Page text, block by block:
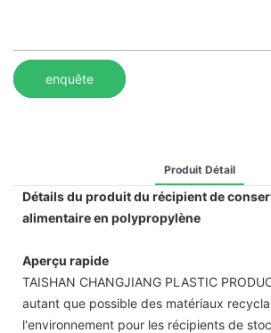
enquête
Produit Détail
Détails du produit du récipient de
alimentaire en polypropylène
Aperçu rapide
TAISHAN CHANGJIANG PLASTIC
autant que possible des matériaux
l'environnement pour les récipients de